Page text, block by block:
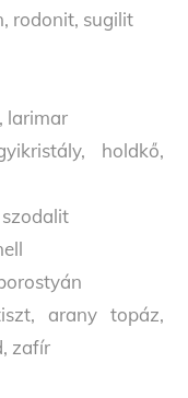
rodonit, sugilit
larimar
holdkő,
arany topáz,
zafír